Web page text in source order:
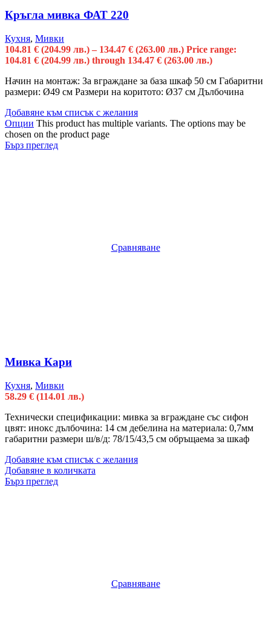
Кръгла мивка ФАТ 220
Кухня, Мивки
104.81 € (204.99 лв.) – 134.47 € (263.00 лв.) Price range:
104.81 € (204.99 лв.) through 134.47 € (263.00 лв.)
Начин на монтаж: За вграждане за база шкаф 50 см Габаритни
размери: Ø49 см Размери на коритото: Ø37 см Дълбочина
Добавяне към списък с желания
Опции This product has multiple variants. The options may be
chosen on the product page
Бърз преглед
Сравняване
Мивка Кари
Кухня, Мивки
58.29 € (114.01 лв.)
Технически спецификации: мивка за вграждане със сифон
цвят: инокс дълбочина: 14 см дебелина на материала: 0,7мм
габаритни размери ш/в/д: 78/15/43,5 см обръщаема за шкаф
Добавяне към списък с желания
Добавяне в количката
Бърз преглед
Сравняване